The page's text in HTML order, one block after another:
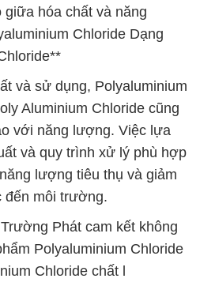
giữa hóa chất và năng
Chloride Dạng
và sử dụng, Polyaluminium
Aluminium Chloride cũng
với năng lượng. Việc lựa
và quy trình xử lý phù hợp
lượng tiêu thụ và giảm
đến môi trường.
Phát cam kết không
Polyaluminium Chloride
Chloride chất l